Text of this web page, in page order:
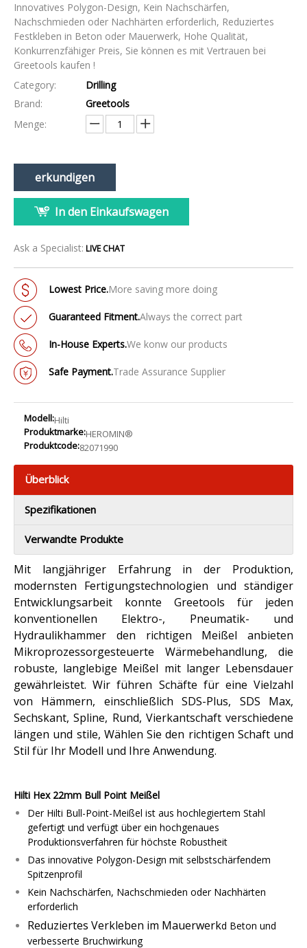
Innovatives Polygon-Design, Kein Nachschärfen,
Nachschmieden oder Nachhärten erforderlich, Reduziertes
Festkleben in Beton oder Mauerwerk, Hohe Qualität,
Konkurrenzfähiger Preis, Sie können es mit Vertrauen bei
Greetools kaufen !
Category:
Drilling
Brand:
Greetools
Menge:
erkundigen
In den Einkaufswagen
Ask a Specialist: LIVE CHAT
Lowest Price.More saving more doing
Guaranteed Fitment.Always the correct part
In-House Experts.We konw our products
Safe Payment.Trade Assurance Supplier
Modell:Hilti
Produktmarke:HEROMIN®
Produktcode:82071990
Überblick
Spezifikationen
Verwandte Produkte
Mit langjähriger Erfahrung in der Produktion,
modernsten Fertigungstechnologien und ständiger
Entwicklungsarbeit konnte Greetools für jeden
konventionellen Elektro-, Pneumatik- und
Hydraulikhammer den richtigen Meißel anbieten
Mikroprozessorgesteuerte Wärmebehandlung, die
robuste, langlebige Meißel mit langer Lebensdauer
gewährleistet. Wir führen Schäfte für eine Vielzahl
von Hämmern, einschließlich SDS-Plus, SDS Max,
Sechskant, Spline, Rund, Vierkantschaft verschiedene
längen und stile, Wählen Sie den richtigen Schaft und
Stil für Ihr Modell und Ihre Anwendung.
Hilti Hex 22mm Bull Point Meißel
Der Hilti Bull-Point-Meißel ist aus hochlegiertem Stahl
gefertigt und verfügt über ein hochgenaues
Produktionsverfahren für höchste Robustheit
Das innovative Polygon-Design mit selbstschärfendem
Spitzenprofil
Kein Nachschärfen, Nachschmieden oder Nachhärten
erforderlich
Reduziertes Verkleben im Mauerwerkd Beton und
verbesserte Bruchwirkung